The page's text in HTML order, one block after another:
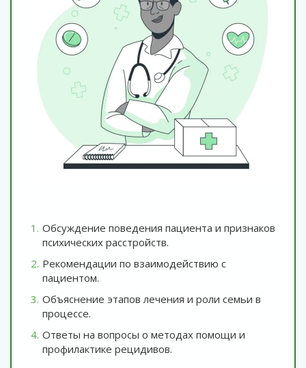
Обсуждение поведения пациента и признаков
психических расстройств.
Рекомендации по взаимодействию с
пациентом.
Объяснение этапов лечения и роли семьи в
процессе.
Ответы на вопросы о методах помощи и
профилактике рецидивов.